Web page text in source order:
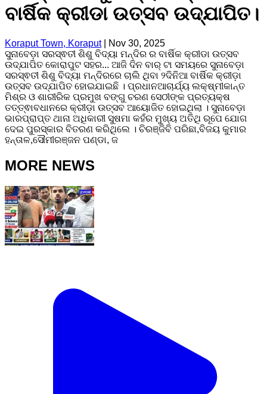
ବାର୍ଷିକ କ୍ରୀଡା ଉତ୍ସବ ଉଦ୍‌ଯାପିତ।
Koraput Town, Koraput|
Nov 30, 2025
ସୁନାବେଡ଼ା ସରସ୍ଵତୀ ଶିଶୁ ବିଦ୍ୟା ମନ୍ଦିର ର ବାର୍ଷିକ କ୍ରୀଡା ଉତ୍ସବ
ଉଦ୍‌ଯାପିତ କୋରାପୁଟ ସହର... ଆଜି ଦିନ ବାର୍ ଟା ସମୟରେ ସୁନାବେଡ଼ା
ସରସ୍ଵତୀ ଶିଶୁ ବିଦ୍ୟା ମନ୍ଦିରରେ ଚାଲି ଥିବା ୨ଦିନିଆ ବାର୍ଷିକ କ୍ରୀଡ଼ା
ଉତ୍ସବ ଉଦ୍‌ଯାପିତ ହୋଇଯାଇଛି । ପ୍ରଧାନଆଚାର୍ଯ୍ୟ ଲକ୍ଷ୍ମୀକାନ୍ତ
ମିଶ୍ର ଓ ଶାରୀରିକ ପ୍ରମୁଖ ବଙ୍ଗୁ ଚରଣ ସେଠୀଙ୍କ ପ୍ରତ୍ୟକ୍ଷ
ତତ୍ତ୍ଵାବଧାନରେ କ୍ରୀଡ଼ା ଉତ୍ସବ ଆୟୋଜିତ ହୋଇଥିଲା । ସୁନାବେଡ଼ା
ଭାରପ୍ରାପ୍ତ ଥାନା ଅଧିକାରୀ ସୁଷମା କହଁର ମୁଖ୍ୟ ଅତିଥି ରୂପେ ଯୋଗ
ଦେଇ ପୁରସ୍କାର ବିତରଣ କରିଥିଲେ । ଚିରଞ୍ଜିବି ପରିଛା,ବିଜୟ କୁମାର
ହନ୍ତାଳ,ସୌମୀରଞ୍ଜନ ପଣ୍ଡା, ଜ
MORE NEWS